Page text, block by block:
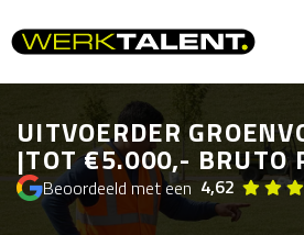
UITVOERDER
|TOT €5.000,- BRUTO
Beoordeeld met een 4,62